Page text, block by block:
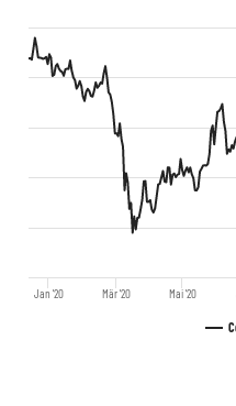
Jan '20 Mär '20 Mai '20